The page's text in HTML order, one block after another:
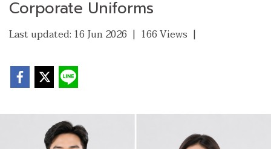
Corporate Uniforms
Last updated: 16 Jun 2026 | 166 Views |